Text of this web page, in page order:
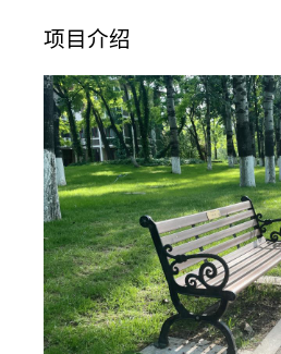
项目介绍